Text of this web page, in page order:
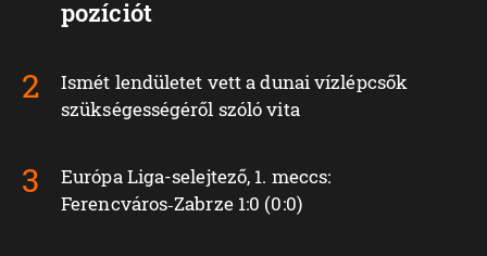
pozíciót
Ismét lendületet vett a dunai vízlépcsők
szükségességéről szóló vita
Európa Liga-selejtező, 1. meccs:
Ferencváros‑Zabrze 1:0 (0:0)